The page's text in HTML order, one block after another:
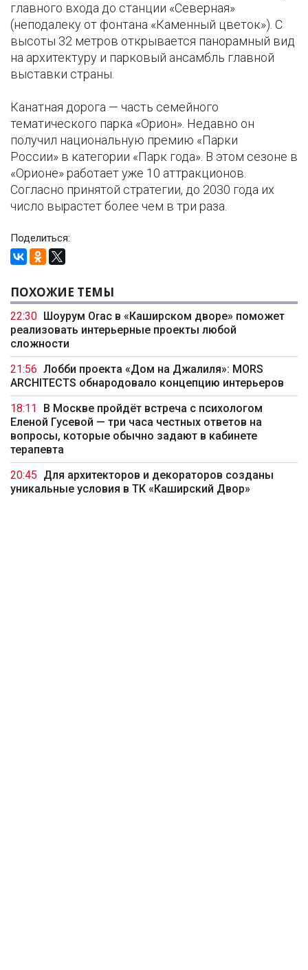
главного входа до станции «Северная»
(неподалеку от фонтана «Каменный цветок»). С
высоты 32 метров открывается панорамный вид
на архитектуру и парковый ансамбль главной
выставки страны.
Канатная дорога — часть семейного
тематического парка «Орион». Недавно он
получил национальную премию «Парки
России» в категории «Парк года». В этом сезоне в
«Орионе» работает уже 10 аттракционов.
Согласно принятой стратегии, до 2030 года их
число вырастет более чем в три раза.
Поделиться:
ПОХОЖИЕ ТЕМЫ
22:30
Шоурум Orac в «Каширском дворе» поможет
реализовать интерьерные проекты любой
сложности
21:56 Лобби проекта «Дом на Джалиля»: MORS
ARCHITECTS обнародовало концепцию интерьеров
18:11
В Москве пройдёт встреча с психологом
Еленой Гусевой — три часа честных ответов на
вопросы, которые обычно задают в кабинете
терапевта
20:45 Для архитекторов и декораторов созданы
уникальные условия в ТК «Каширский Двор»